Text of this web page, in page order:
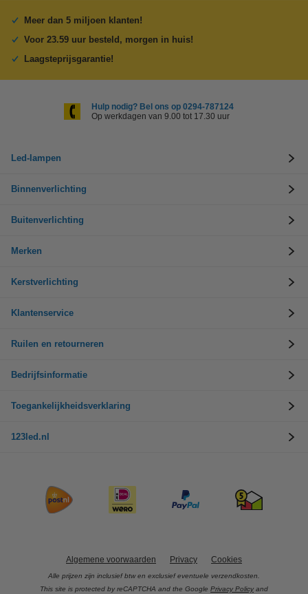
Meer dan 5 miljoen klanten!
Voor 23.59 uur besteld, morgen in huis!
Laagsteprijsgarantie!
Hulp nodig? Bel ons op 0294-787124
Op werkdagen van 9.00 tot 17.30 uur
Led-lampen
Binnenverlichting
Buitenverlichting
Merken
Kerstverlichting
Klantenservice
Ruilen en retourneren
Bedrijfsinformatie
Toegankelijkheidsverklaring
123led.nl
Algemene voorwaarden Privacy Cookies
Alle prijzen zijn inclusief btw en exclusief eventuele verzendkosten.
This site is protected by reCAPTCHA and the Google Privacy Policy and